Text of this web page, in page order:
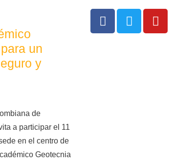
un
y
de
a participar el 11
en el centro de
Geotecnia